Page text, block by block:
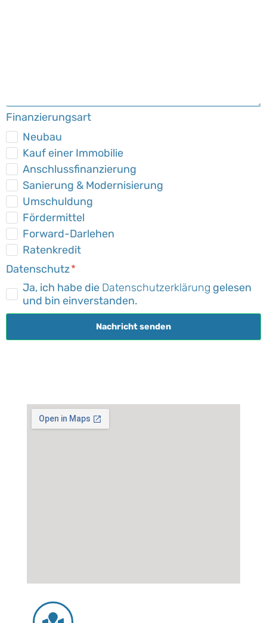
Finanzierungsart
Neubau
Kauf einer Immobilie
Anschlussfinanzierung
Sanierung & Modernisierung
Umschuldung
Fördermittel
Forward-Darlehen
Ratenkredit
Datenschutz
Ja, ich habe die Datenschutzerklärung gelesen
und bin einverstanden.
Nachricht senden